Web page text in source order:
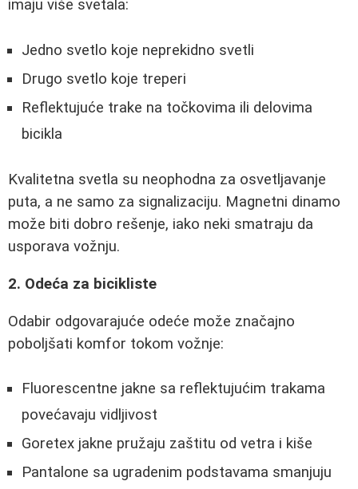
imaju više svetala:
Jedno svetlo koje neprekidno svetli
Drugo svetlo koje treperi
Reflektujuće trake na točkovima ili delovima
bicikla
Kvalitetna svetla su neophodna za osvetljavanje
puta, a ne samo za signalizaciju. Magnetni dinamo
može biti dobro rešenje, iako neki smatraju da
usporava vožnju.
2. Odeća za bicikliste
Odabir odgovarajuće odeće može značajno
poboljšati komfor tokom vožnje:
Fluorescentne jakne sa reflektujućim trakama
povećavaju vidljivost
Goretex jakne pružaju zaštitu od vetra i kiše
Pantalone sa ugradenim podstavama smanjuju